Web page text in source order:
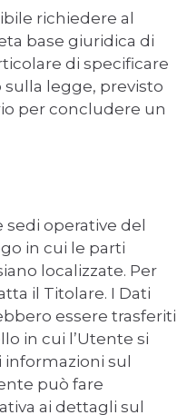
richiedere al
base giuridica di
di specificare
legge, previsto
per concludere un
operative del
in cui le parti
localizzate. Per
il Titolare. I Dati
essere trasferiti
in cui l’Utente si
sul
può fare
ai dettagli sul